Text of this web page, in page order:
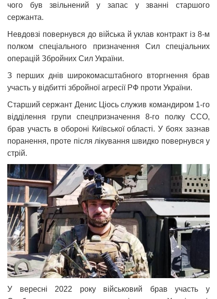
чого був звільнений у запас у званні старшого
сержанта.
Невдовзі повернувся до війська й уклав контракт із 8-м
полком спеціального призначення Сил спеціальних
операцій Збройних Сил України.
З перших днів широкомасштабного вторгнення брав
участь у відбитті збройної агресії РФ проти України.
Старший сержант Денис Ціось служив командиром 1-го
відділення групи спецпризначення 8-го полку ССО,
брав участь в обороні Київської області. У боях зазнав
поранення, проте після лікування швидко повернувся у
стрій.
У вересні 2022 року військовий брав участь у